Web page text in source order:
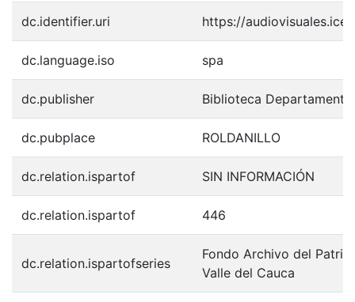
dc.identifier.uri https://
dc.language.iso spa
dc.publisher Biblioteca
dc.pubplace ROLDANILLO
dc.relation.ispartof SIN INFORMACIÓN
dc.relation.ispartof 446
dc.relation.ispartofseries
Fondo Archivo del
Valle del Cauca